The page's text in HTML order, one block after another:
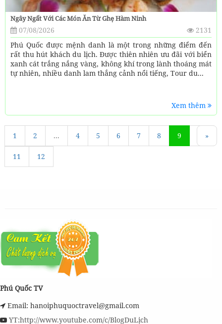
Ngây Ngất Với Các Món Ăn Từ Ghẹ Hàm Ninh
07/08/2026
2131
Phú Quốc được mệnh danh là một trong những điểm đến
rất thu hút khách du lịch. Được thiên nhiên ưu đãi với biển
xanh cát trắng nắng vàng, không khí trong lành thoáng mát
tự nhiên, nhiều danh lam thắng cảnh nổi tiếng, Tour du...
Xem thêm
«
1 2 ... 4 5 6 7 8 9
11 12
»
Phú Quốc TV
Email: hanoiphuquoctravel@gmail.com
YT:http://www.youtube.com/c/BlogDuLịch